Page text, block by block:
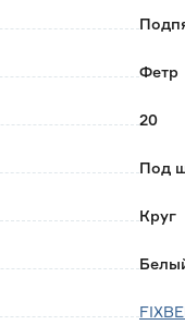
крепление к
Фетр
20
Под
Круг